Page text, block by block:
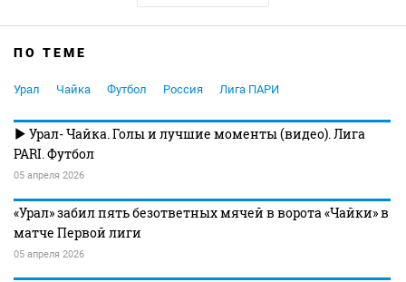
ПО ТЕМЕ
Урал Чайка Футбол Россия Лига ПАРИ
Урал- Чайка. Голы и лучшие моменты (видео). Лига
PARI. Футбол
05 апреля 2026
«Урал» забил пять безответных мячей в ворота «Чайки» в
матче Первой лиги
05 апреля 2026